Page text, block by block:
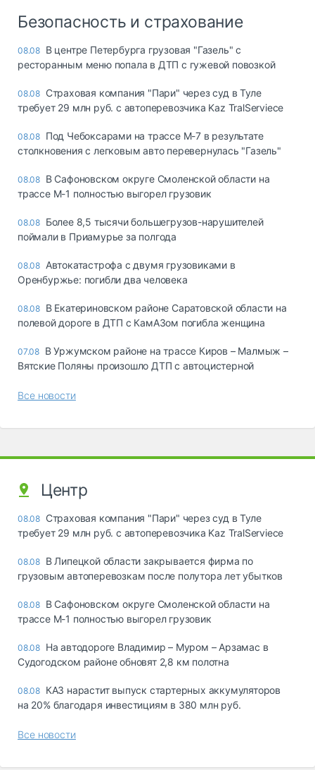
Безопасность и страхование
08.08 В центре Петербурга грузовая "Газель" с
ресторанным меню попала в ДТП с гужевой повозкой
08.08 Страховая компания "Пари" через суд в Туле
требует 29 млн руб. с автоперевозчика Kaz TralServiece
08.08 Под Чебоксарами на трассе М-7 в результате
столкновения с легковым авто перевернулась "Газель"
08.08 В Сафоновском округе Смоленской области на
трассе М-1 полностью выгорел грузовик
08.08 Более 8,5 тысячи большегрузов-нарушителей
поймали в Приамурье за полгода
08.08 Автокатастрофа с двумя грузовиками в
Оренбуржье: погибли два человека
08.08 В Екатериновском районе Саратовской области на
полевой дороге в ДТП с КамАЗом погибла женщина
07.08 В Уржумском районе на трассе Киров – Малмыж –
Вятские Поляны произошло ДТП с автоцистерной
Все новости
Центр
08.08 Страховая компания "Пари" через суд в Туле
требует 29 млн руб. с автоперевозчика Kaz TralServiece
08.08 В Липецкой области закрывается фирма по
грузовым автоперевозкам после полутора лет убытков
08.08 В Сафоновском округе Смоленской области на
трассе М-1 полностью выгорел грузовик
08.08 На автодороге Владимир – Муром – Арзамас в
Судогодском районе обновят 2,8 км полотна
08.08 КАЗ нарастит выпуск стартерных аккумуляторов
на 20% благодаря инвестициям в 380 млн руб.
Все новости